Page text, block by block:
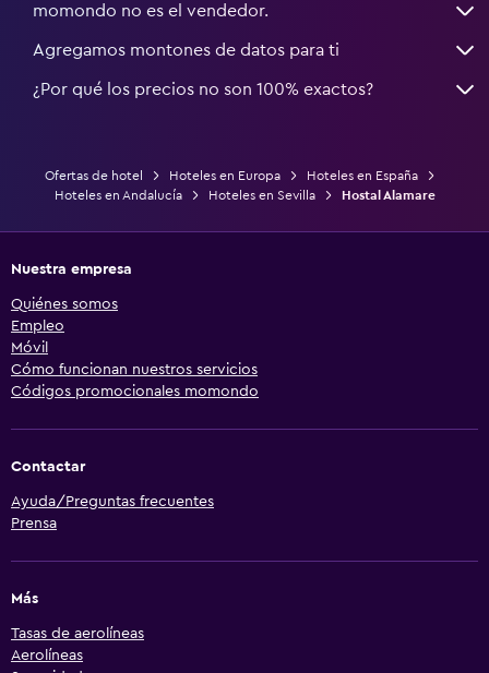
momondo no es el vendedor.
Agregamos montones de datos para ti
¿Por qué los precios no son 100% exactos?
Ofertas de hotel Hoteles en Europa
Hoteles en España
Hoteles en Andalucía
Hoteles en Sevilla Hostal Alamare
Nuestra empresa
Quiénes somos
Empleo
Móvil
Cómo funcionan nuestros servicios
Códigos promocionales momondo
Contactar
Ayuda/Preguntas frecuentes
Prensa
Más
Tasas de aerolíneas
Aerolíneas